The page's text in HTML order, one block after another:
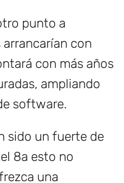
punto a
con
con más años
ampliando
software.
sido un fuerte de
8a esto no
una